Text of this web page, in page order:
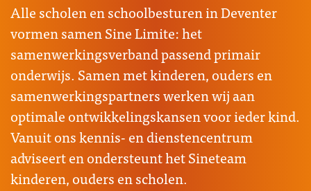
Alle scholen en schoolbesturen in Deventer
vormen samen Sine Limite: het
samenwerkingsverband passend primair
onderwijs. Samen met kinderen, ouders en
samenwerkingspartners werken wij aan
optimale ontwikkelingskansen voor ieder kind.
Vanuit ons kennis- en dienstencentrum
adviseert en ondersteunt het Sineteam
kinderen, ouders en scholen.